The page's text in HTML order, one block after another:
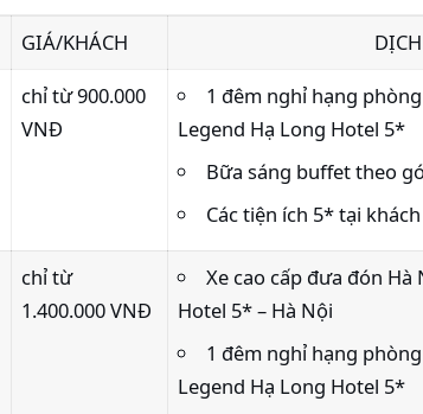
GIÁ/KHÁCH
chỉ từ 900.000
VNĐ
1 đêm nghỉ hạng
Legend Hạ Long Hotel 5*
Bữa sáng buffet theo
Các tiện ích 5* tại
chỉ từ
1.400.000 VNĐ
Xe cao cấp đưa đón Hà
Hotel 5* – Hà Nội
1 đêm nghỉ hạng
Legend Hạ Long Hotel 5*